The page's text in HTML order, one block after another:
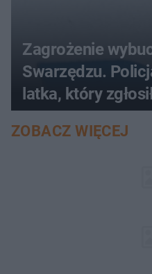
Zagrożenie
Swarzędzu.
latka, który
aucie
ZOBACZ WIĘCEJ